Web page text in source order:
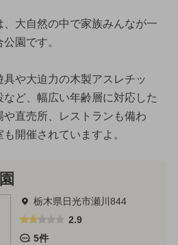
、大自然の中で家族みんなが一
園です。
や大迫力の木製アスレチッ
ど、幅広い年齢層に対応した
直売所、レストランも備わ
開催されていますよ。
栃木県日光市瀬川844
2.9
5件